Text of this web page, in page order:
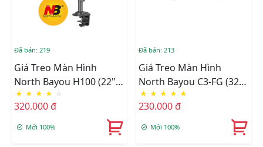
Đã bán: 219
Giá Treo Màn Hình
North Bayou H100 (22" -
35")
★ ★ ★ ★ ☆
320.000 đ
Mới 100%
Đã bán: 213
Giá Treo Màn Hình
North Bayou C3-FG (32" -
75")
★ ★ ★ ★ ★
230.000 đ
Mới 100%